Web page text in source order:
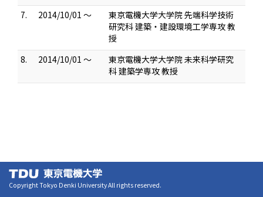
7.
2014/10/01 ～
東京電機大学大学院 先端科学技術
研究科 建築・建設環境工学専攻 教
授
8.
2014/10/01 ～
東京電機大学大学院 未来科学研究
科 建築学専攻 教授
Copyright Tokyo Denki University All rights reserved.